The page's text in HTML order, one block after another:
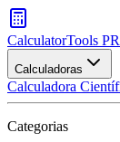
CalculatorTools
Calculadoras
Calculadora
Categorias